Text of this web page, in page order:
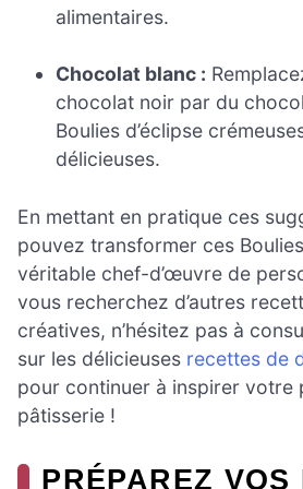
alimentaires.
Chocolat blanc :
chocolat noir par du
Boulies d’éclipse
délicieuses.
En mettant en pratique ces
pouvez transformer ces
véritable chef-d’œuvre de
vous recherchez d’autres
créatives, n’hésitez pas à
sur les délicieuses recettes de
pour continuer à inspirer votre
pâtisserie !
PRÉPAREZ VOS